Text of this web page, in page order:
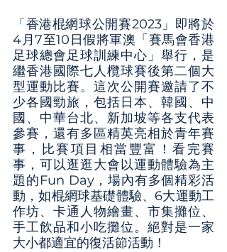
「香港棍網球公開賽2023」即將於
4⽉7⾄10⽇假將軍澳「賽⾺會香港
⾜球總會⾜球訓練中⼼」舉⾏，是
繼香港國際七人欖球賽後第二個大
型運動比賽。這次公開賽邀請了不
少各國勁旅，包括日本、韓國、中
國、中華台北、新加坡等各支代表
參賽，還有多區精英亮相於青年賽
事，比賽項目相當豐富！看完賽
事，可以逛逛大會以運動體驗為主
題的Fun Day，場內有多個精彩活
動，如棍網球基礎體驗、6大運動工
作坊、卡通人物繪畫、市集攤位、
手工飲品和小吃攤位。絕對是一家
大小都適宜的復活節活動！